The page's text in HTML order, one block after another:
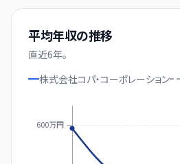
平均年収の推移
直近6年。
株式会社コパ・コーポレーション
600万円